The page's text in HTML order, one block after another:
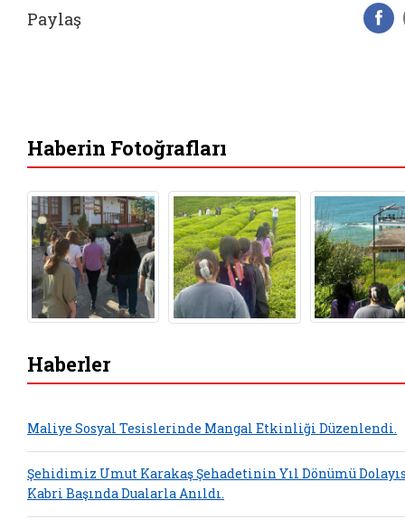
Paylaş
Haberin Fotoğrafları
Haberler
Maliye Sosyal Tesislerinde Mangal Etkinliği Düzenlendi.
Şehidimiz Umut Karakaş Şehadetinin Yıl Dönümü
Kabri Başında Dualarla Anıldı.